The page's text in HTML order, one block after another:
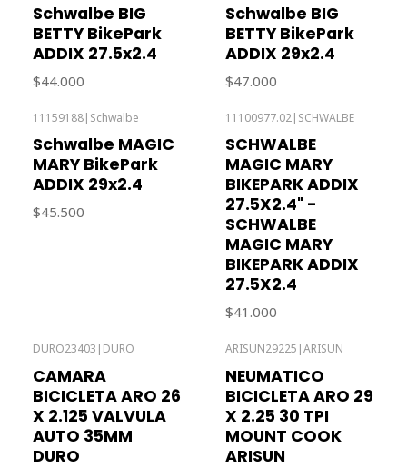
Schwalbe BIG
BETTY BikePark
ADDIX 27.5x2.4
$44.000
Schwalbe BIG
BETTY BikePark
ADDIX 29x2.4
$47.000
11159188| Schwalbe
Schwalbe MAGIC
MARY BikePark
ADDIX 29x2.4
$45.500
11100977.02| SCHWALBE
SCHWALBE
MAGIC MARY
BIKEPARK ADDIX
27.5X2.4" -
SCHWALBE
MAGIC MARY
BIKEPARK ADDIX
27.5X2.4
$41.000
DURO23403 | DURO
CAMARA
BICICLETA ARO 26
X 2.125 VALVULA
AUTO 35MM
DURO
ARISUN29225 |ARISUN
NEUMATICO
BICICLETA ARO 29
X 2.25 30 TPI
MOUNT COOK
ARISUN